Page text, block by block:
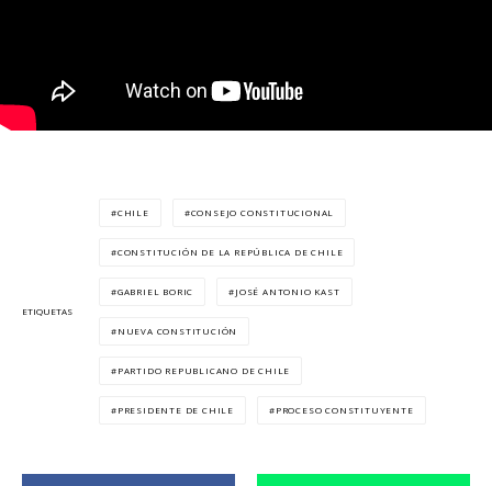
ETIQUETAS
CHILE CONSEJO CONSTITUCIONAL
CONSTITUCIÓN DE LA REPÚBLICA DE CHILE
GABRIEL BORIC JOSÉ ANTONIO KAST
NUEVA CONSTITUCIÓN
PARTIDO REPUBLICANO DE CHILE
PRESIDENTE DE CHILE PROCESO CONSTITUYENTE